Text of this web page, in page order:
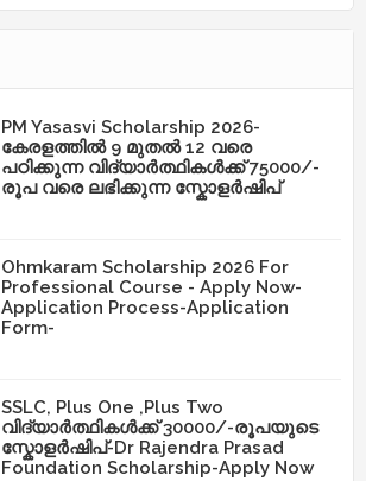
PM Yasasvi Scholarship 2026-
കേരളത്തിൽ 9 മുതൽ 12 വരെ
പഠിക്കുന്ന വിദ്യാർത്ഥികൾക്ക് 75000/-
രൂപ വരെ ലഭിക്കുന്ന സ്കോളർഷിപ്
Ohmkaram Scholarship 2026 For
Professional Course - Apply Now-
Application Process-Application
Form-
SSLC, Plus One ,Plus Two
വിദ്യാർത്ഥികൾക്ക് 30000/-രൂപയുടെ
സ്കോളർഷിപ്-Dr Rajendra Prasad
Foundation Scholarship-Apply Now